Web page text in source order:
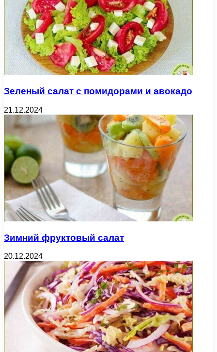
Зеленый салат с помидорами и авокадо
21.12.2024
Зимний фруктовый салат
20.12.2024